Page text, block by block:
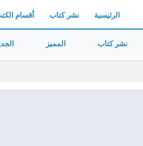
الرئيسية نشر كتاب أقسام
نشر كتاب المميز